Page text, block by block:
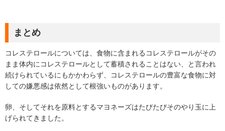
まとめ
コレステロールについては、食物に含まれるコレステロールがその
まま体内にコレステロールとして蓄積されることはない、と言われ
続けられているにもかかわらず、コレステロールの豊富な食物に対
しての嫌悪感は依然として根強いものがあります。
卵、そしてそれを原料とするマヨネーズはたびたびそのやり玉に上
げられてきました。